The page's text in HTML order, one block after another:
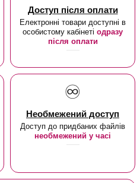
Доступ після оплати
Електронні товари доступні в
особистому кабінеті одразу
після оплати
♾️
Необмежений доступ
Доступ до придбаних файлів
необмежений у часі